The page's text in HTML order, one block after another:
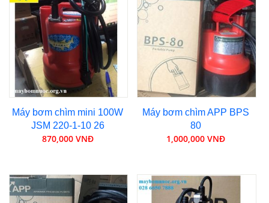
Máy bơm chìm mini 100W
JSM 220-1-10 26
870,000 VNĐ
Máy bơm chìm APP BPS
80
1,000,000 VNĐ